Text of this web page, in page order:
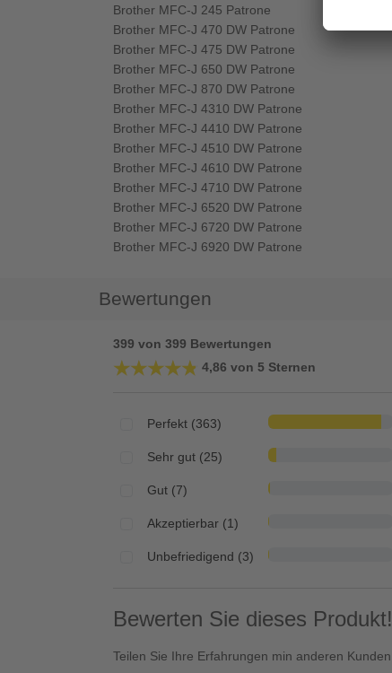
Brother MFC-J 245 Patrone
Brother MFC-J 470 DW Patrone
Brother MFC-J 475 DW Patrone
Brother MFC-J 650 DW Patrone
Brother MFC-J 870 DW Patrone
Brother MFC-J 4310 DW Patrone
Brother MFC-J 4410 DW Patrone
Brother MFC-J 4510 DW Patrone
Brother MFC-J 4610 DW Patrone
Brother MFC-J 4710 DW Patrone
Brother MFC-J 6520 DW Patrone
Brother MFC-J 6720 DW Patrone
Brother MFC-J 6920 DW Patrone
Bewertungen
399 von 399 Bewertungen
★★★★★
★★★★★ 4,86 von 5 Sternen
Perfekt (363)
Sehr gut (25)
Gut (7)
Akzeptierbar (1)
Unbefriedigend (3)
Bewerten Sie dieses Produkt!
Teilen Sie Ihre Erfahrungen min anderen Kunden